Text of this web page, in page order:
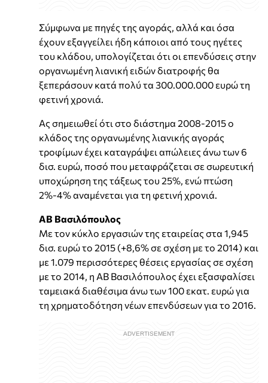
Σύμφωνα με πηγές της αγοράς, αλλά και όσα
έχουν εξαγγείλει ήδη κάποιοι από τους ηγέτες
του κλάδου, υπολογίζεται ότι οι επενδύσεις στην
οργανωμένη λιανική ειδών διατροφής θα
ξεπεράσουν κατά πολύ τα 300.000.000 ευρώ τη
φετινή χρονιά.
Ας σημειωθεί ότι στο διάστημα 2008-2015 ο
κλάδος της οργανωμένης λιανικής αγοράς
τροφίμων έχει καταγράψει απώλειες άνω των 6
δισ. ευρώ, ποσό που μεταφράζεται σε σωρευτική
υποχώρηση της τάξεως του 25%, ενώ πτώση
2%-4% αναμένεται για τη φετινή χρονιά.
ΑΒ Βασιλόπουλος
Με τον κύκλο εργασιών της εταιρείας στα 1,945
δισ. ευρώ το 2015 (+8,6% σε σχέση με το 2014) και
με 1.079 περισσότερες θέσεις εργασίας σε σχέση
με το 2014, η ΑΒ Βασιλόπουλος έχει εξασφαλίσει
ταμειακά διαθέσιμα άνω των 100 εκατ. ευρώ για
τη χρηματοδότηση νέων επενδύσεων για το 2016.